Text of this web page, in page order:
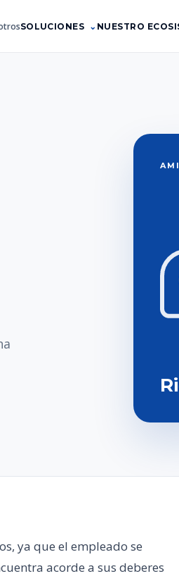
SOLUCIONES NUESTRO
ya que el empleado se
acorde a sus deberes